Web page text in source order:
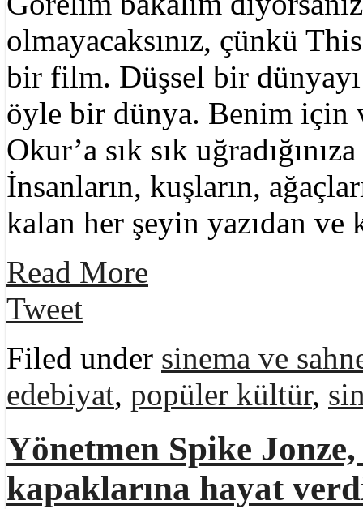
olmayacaksınız, çünkü
bir film. Düşsel bir dünyayı
öyle bir dünya. Benim için
Okur’a sık sık
İnsanların, kuşların,
kalan her şeyin yazıdan
Read More
Tweet
Filed under sinema ve
edebiyat, popüler kültür,
Yönetmen Spike
kapaklarına hayat